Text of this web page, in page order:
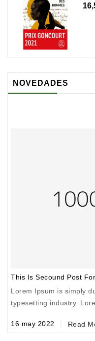
NOVEDADES
This Is Secound Post
Lorem Ipsum is simply
typesetting industry.
16 may 2022 Read